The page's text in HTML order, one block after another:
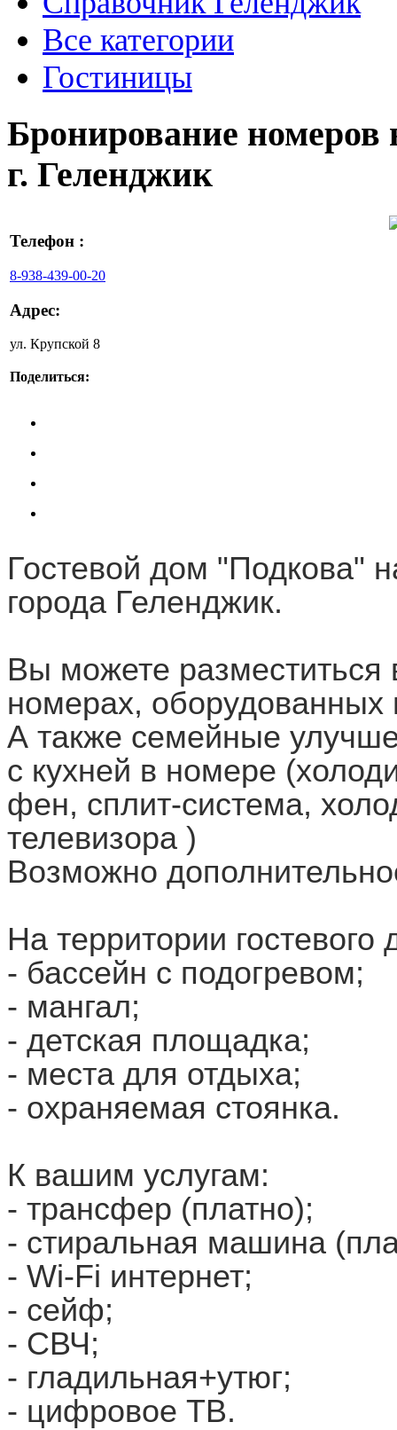
Все категории
Гостиницы
Бронирование
г. Геленджик
Телефон :
8-938-439-00-20
Адрес:
ул. Крупской 8
Поделиться:
Гостевой дом "Подкова"
города Геленджик.
Вы можете
номерах,
А также семейные
с кухней в номере
фен, сплит-система,
телевизора )
Возможно
На территории
- бассейн с подогревом;
- мангал;
- детская площадка;
- места для отдыха;
- охраняемая стоянка.
К вашим услугам:
- трансфер (платно);
- стиральная машина
- Wi-Fi интернет;
- сейф;
- СВЧ;
- гладильная+утюг;
- цифровое ТВ.